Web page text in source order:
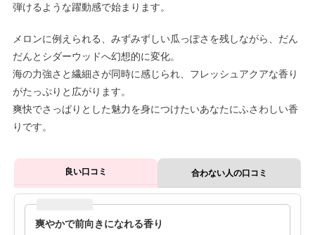
弾けるような躍動感で始まります。
メロンに例えられる、みずみずしい瓜っぽさを残しながら、だん
だんとシダーウッドへ幻想的に変化。
海の力強さと繊細さが同時に感じられ、フレッシュアクアな香り
がたっぷりと広がります。
爽快でさっぱりとした魅力を身につけたいあなたにふさわしい香
りです。
良い口コミ 合わない人の口コミ
爽やかで前向きになれる香り